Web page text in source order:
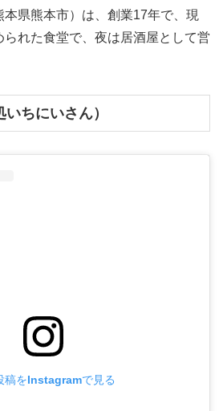
県熊本市）は、創業17年で、現
られた食堂で、夜は居酒屋として営
ちにいさん）
稿をInstagramで見る